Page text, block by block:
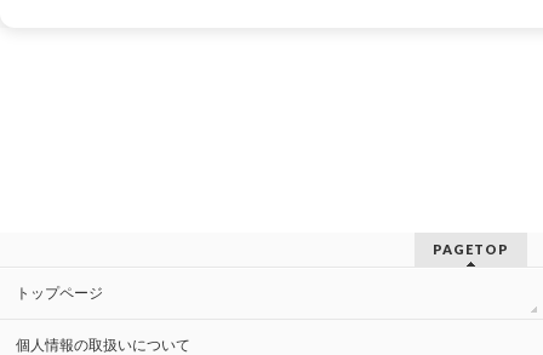
PAGETOP
トップページ
個人情報の取扱いについて